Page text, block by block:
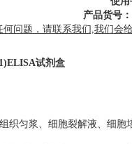
产品货号
问题，请联系我们,我们会
ELISA试剂盒
织匀浆、细胞裂解液、细